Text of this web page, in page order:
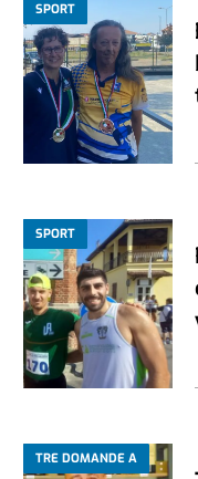
SPORT
SPORT
TRE DOMANDE A